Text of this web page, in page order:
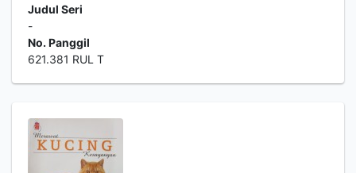
Judul Seri
-
No. Panggil
621.381 RUL T